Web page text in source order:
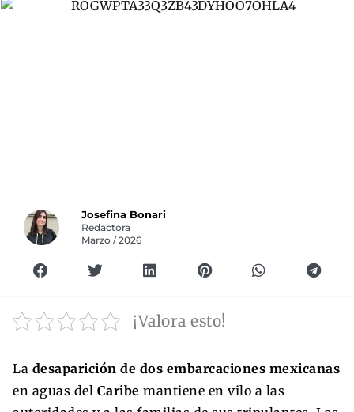
Josefina Bonari
Redactora
Marzo / 2026
¡Valora esto!
La desaparición de dos embarcaciones mexicanas
en aguas del Caribe mantiene en vilo a las